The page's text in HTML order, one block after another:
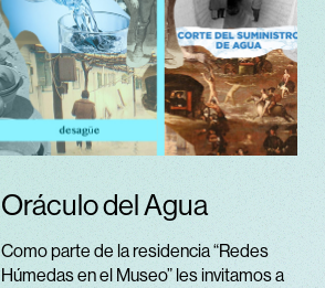
Oráculo del Agua
Como parte de la residencia “Redes
Húmedas en el Museo” les invitamos a